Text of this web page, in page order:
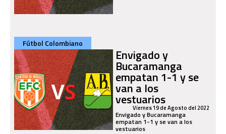
Fútbol Colombiano
Envigado y
Bucaramanga
empatan 1-1 y se
van a los
vestuarios
Viernes 19 de Agosto del 2022
Envigado y Bucaramanga
empatan 1-1 y se van a los
vestuarios